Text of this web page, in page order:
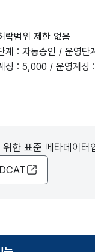
락범위 제한 없음
계 : 자동승인 / 운영단
정 : 5,000 / 운영계정
한 표준 메타데이터
DCAT